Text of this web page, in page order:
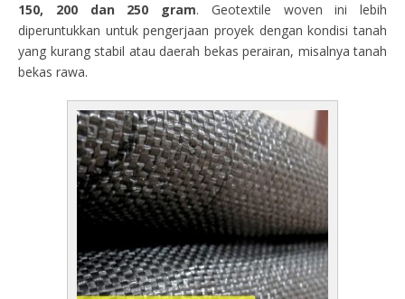
150, 200 dan 250 gram. Geotextile woven ini lebih
diperuntukkan untuk pengerjaan proyek dengan kondisi tanah
yang kurang stabil atau daerah bekas perairan, misalnya tanah
bekas rawa.